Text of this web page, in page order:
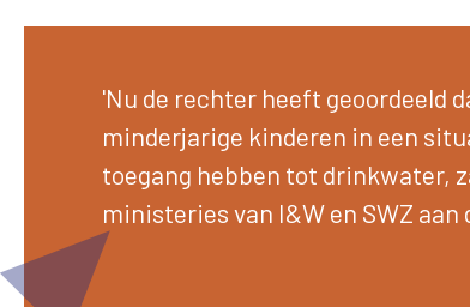
'Nu de rechter heeft geoordeeld
minderjarige kinderen in een
toegang hebben tot drinkwater,
ministeries van I&W en SWZ